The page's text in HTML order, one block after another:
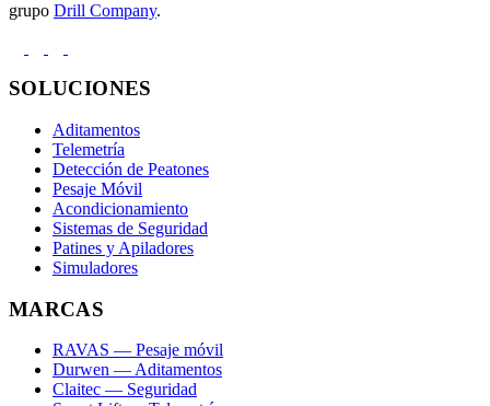
grupo Drill Company.
SOLUCIONES
Aditamentos
Telemetría
Detección de Peatones
Pesaje Móvil
Acondicionamiento
Sistemas de Seguridad
Patines y Apiladores
Simuladores
MARCAS
RAVAS — Pesaje móvil
Durwen — Aditamentos
Claitec — Seguridad